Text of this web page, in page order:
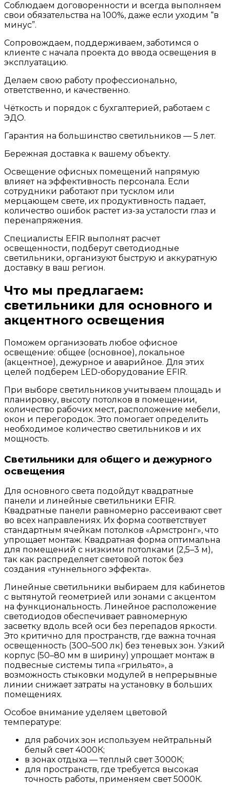
Соблюдаем договоренности и всегда выполняем
свои обязательства на 100%, даже если уходим “в
минус”.
Сопровождаем, поддерживаем, заботимся о
клиенте с начала проекта до ввода освещения в
эксплуатацию.
Делаем свою работу профессионально,
ответственно, и качественно.
Чёткость и порядок с бухгалтерией, работаем с
ЭДО.
Гарантия на большинство светильников — 5 лет.
Бережная доставка к вашему объекту.
Освещение офисных помещений напрямую
влияет на эффективность персонала. Если
сотрудники работают при тусклом или
мерцающем свете, их продуктивность падает,
количество ошибок растет из-за усталости глаз и
перенапряжения.
Специалисты EFIR выполнят расчет
освещенности, подберут светодиодные
светильники, организуют быструю и аккуратную
доставку в ваш регион.
Что мы предлагаем:
светильники для основного и
акцентного освещения
Поможем организовать любое офисное
освещение: общее (основное), локальное
(акцентное), дежурное и аварийное. Для этих
целей подберем LED-оборудование EFIR.
При выборе светильников учитываем площадь и
планировку, высоту потолков в помещении,
количество рабочих мест, расположение мебели,
окон и перегородок. Это помогает определить
необходимое количество светильников и их
мощность.
Светильники для общего и дежурного
освещения
Для основного света подойдут квадратные
панели и линейные светильники EFIR.
Квадратные панели равномерно рассеивают свет
во всех направлениях. Их форма соответствует
стандартным ячейкам потолков «Армстронг», что
упрощает монтаж. Квадратная форма оптимальна
для помещений с низкими потолками (2,5–3 м),
так как распределяет световой поток без
создания «туннельного эффекта».
Линейные светильники выбираем для кабинетов
с вытянутой геометрией или зонами с акцентом
на функциональность. Линейное расположение
светодиодов обеспечивает равномерную
засветку вдоль всей оси без перепадов яркости.
Это критично для пространств, где важна точная
освещенность (300–500 лк) без теневых зон. Узкий
корпус (50–80 мм в ширину) упрощает монтаж в
подвесные системы типа «грильято», а
возможность стыковки модулей в непрерывные
линии снижает затраты на установку в больших
помещениях.
Особое внимание уделяем цветовой
температуре:
для рабочих зон используем нейтральный
белый свет 4000К;
в зонах отдыха — теплый свет 3000К;
для пространств, где требуется высокая
точность работы, применяем свет 5000К.